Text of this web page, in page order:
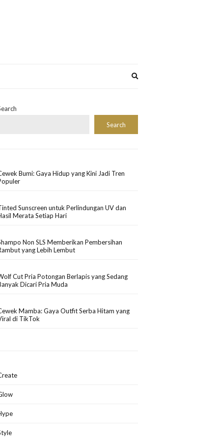
Search
Bumi: Gaya Hidup yang Kini Jadi Tren
Sunscreen untuk Perlindungan UV dan
Merata Setiap Hari
Non SLS Memberikan Pembersihan
yang Lebih Lembut
Cut Pria Potongan Berlapis yang Sedang
Dicari Pria Muda
Mamba: Gaya Outfit Serba Hitam yang
di TikTok